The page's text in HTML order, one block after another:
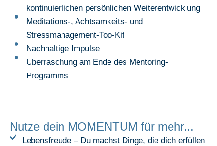
kontinuierlichen persönlichen Weiterentwicklung
Meditations-, Achtsamkeits- und
Stressmanagement-Too-Kit
Nachhaltige Impulse
Überraschung am Ende des Mentoring-
Programms
Nutze dein MOMENTUM für mehr...
Lebensfreude – Du machst Dinge, die dich erfüllen